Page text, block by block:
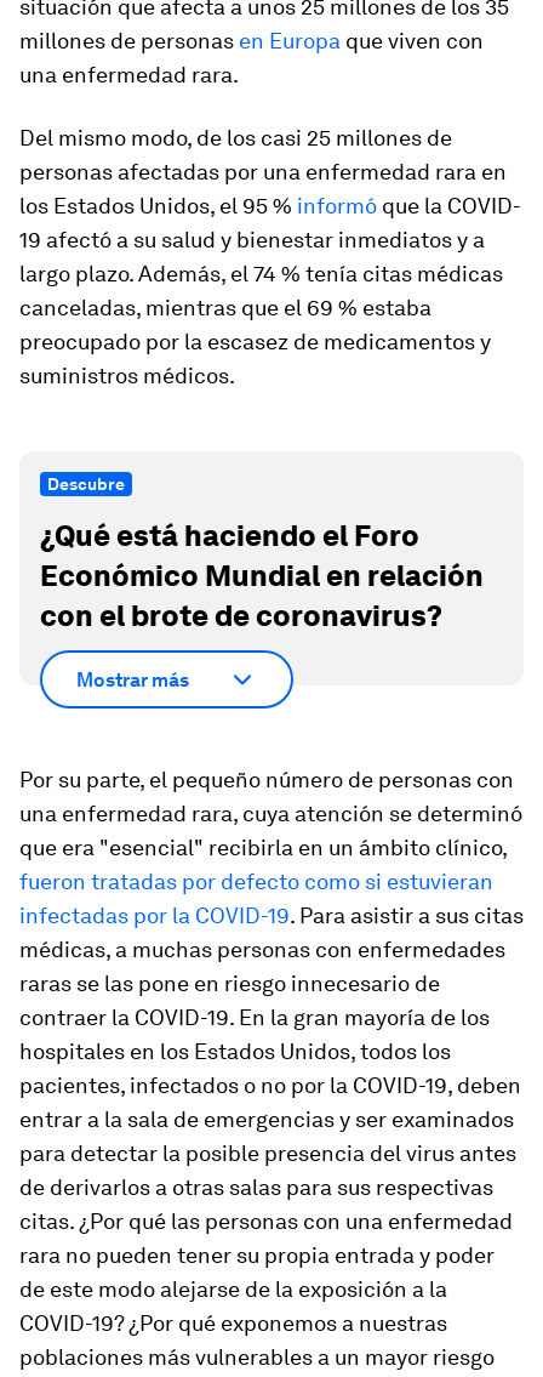
situación que afecta a unos 25 millones de los 35
millones de personas en Europa que viven con
una enfermedad rara.
Del mismo modo, de los casi 25 millones de
personas afectadas por una enfermedad rara en
los Estados Unidos, el 95 % informó que la COVID-
19 afectó a su salud y bienestar inmediatos y a
largo plazo. Además, el 74 % tenía citas médicas
canceladas, mientras que el 69 % estaba
preocupado por la escasez de medicamentos y
suministros médicos.
Descubre
¿Qué está haciendo el Foro
Económico Mundial en relación
con el brote de coronavirus?
Mostrar más
Por su parte, el pequeño número de personas con
una enfermedad rara, cuya atención se determinó
que era "esencial" recibirla en un ámbito clínico,
fueron tratadas por defecto como si estuvieran
infectadas por la COVID-19. Para asistir a sus citas
médicas, a muchas personas con enfermedades
raras se las pone en riesgo innecesario de
contraer la COVID-19. En la gran mayoría de los
hospitales en los Estados Unidos, todos los
pacientes, infectados o no por la COVID-19, deben
entrar a la sala de emergencias y ser examinados
para detectar la posible presencia del virus antes
de derivarlos a otras salas para sus respectivas
citas. ¿Por qué las personas con una enfermedad
rara no pueden tener su propia entrada y poder
de este modo alejarse de la exposición a la
COVID-19? ¿Por qué exponemos a nuestras
poblaciones más vulnerables a un mayor riesgo